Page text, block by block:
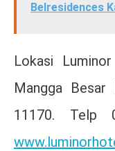
Belresidences
Lokasi
Mangga
11170. Telp